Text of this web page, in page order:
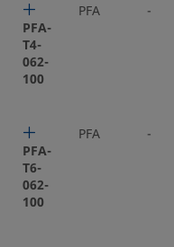
PFA-
T4-
062-
100
PFA -
PFA-
T6-
062-
100
PFA -